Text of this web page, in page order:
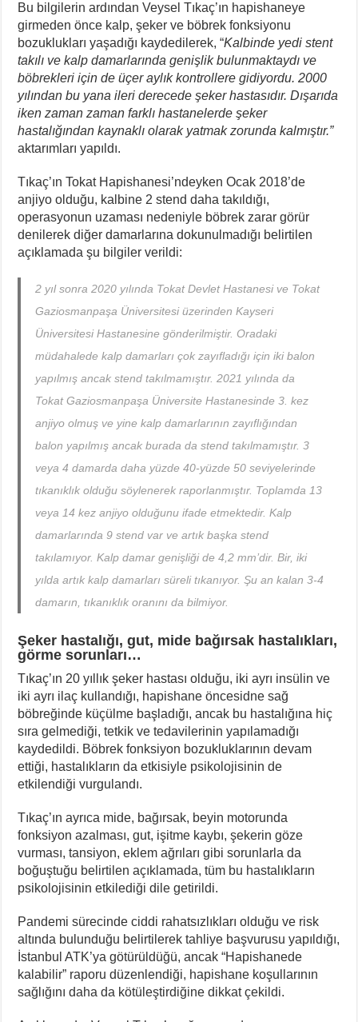
Bu bilgilerin ardından Veysel Tıkaç’ın hapishaneye
girmeden önce kalp, şeker ve böbrek fonksiyonu
bozuklukları yaşadığı kaydedilerek, “Kalbinde yedi stent
takılı ve kalp damarlarında genişlik bulunmaktaydı ve
böbrekleri için de üçer aylık kontrollere gidiyordu. 2000
yılından bu yana ileri derecede şeker hastasıdır. Dışarıda
iken zaman zaman farklı hastanelerde şeker
hastalığından kaynaklı olarak yatmak zorunda kalmıştır.”
aktarımları yapıldı.
Tıkaç’ın Tokat Hapishanesi’ndeyken Ocak 2018’de
anjiyo olduğu, kalbine 2 stend daha takıldığı,
operasyonun uzaması nedeniyle böbrek zarar görür
denilerek diğer damarlarına dokunulmadığı belirtilen
açıklamada şu bilgiler verildi:
2 yıl sonra 2020 yılında Tokat Devlet Hastanesi ve Tokat
Gaziosmanpaşa Üniversitesi üzerinden Kayseri
Üniversitesi Hastanesine gönderilmiştir. Oradaki
müdahalede kalp damarları çok zayıfladığı için iki balon
yapılmış ancak stend takılmamıştır. 2021 yılında da
Tokat Gaziosmanpaşa Üniversite Hastanesinde 3. kez
anjiyo olmuş ve yine kalp damarlarının zayıflığından
balon yapılmış ancak burada da stend takılmamıştır. 3
veya 4 damarda daha yüzde 40-yüzde 50 seviyelerinde
tıkanıklık olduğu söylenerek raporlanmıştır. Toplamda 13
veya 14 kez anjiyo olduğunu ifade etmektedir. Kalp
damarlarında 9 stend var ve artık başka stend
takılamıyor. Kalp damar genişliği de 4,2 mm’dir. Bir, iki
yılda artık kalp damarları süreli tıkanıyor. Şu an kalan 3-4
damarın, tıkanıklık oranını da bilmiyor.
Şeker hastalığı, gut, mide bağırsak hastalıkları,
görme sorunları…
Tıkaç’ın 20 yıllık şeker hastası olduğu, iki ayrı insülin ve
iki ayrı ilaç kullandığı, hapishane öncesidne sağ
böbreğinde küçülme başladığı, ancak bu hastalığına hiç
sıra gelmediği, tetkik ve tedavilerinin yapılamadığı
kaydedildi. Böbrek fonksiyon bozukluklarının devam
ettiği, hastalıkların da etkisiyle psikolojisinin de
etkilendiği vurgulandı.
Tıkaç’ın ayrıca mide, bağırsak, beyin motorunda
fonksiyon azalması, gut, işitme kaybı, şekerin göze
vurması, tansiyon, eklem ağrıları gibi sorunlarla da
boğuştuğu belirtilen açıklamada, tüm bu hastalıkların
psikolojisinin etkilediği dile getirildi.
Pandemi sürecinde ciddi rahatsızlıkları olduğu ve risk
altında bulunduğu belirtilerek tahliye başvurusu yapıldığı,
İstanbul ATK’ya götürüldüğü, ancak “Hapishanede
kalabilir” raporu düzenlendiği, hapishane koşullarının
sağlığını daha da kötüleştirdiğine dikkat çekildi.